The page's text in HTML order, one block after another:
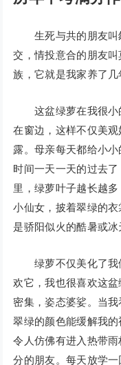
生死与共的朋友叫
交，情投意合的朋友
族，它就是我家养了几
这盆绿萝在我很小
在窗边，这样不仅美
露。母亲每天都给小小
时间一天一天的过去
里，绿萝叶子越长越
小仙女，披着翠绿的
是骄阳似火的酷暑或冰
绿萝不仅美化了我
欢它，我也很喜欢这
密集，姿态婆娑。当
翠绿的颜色能缓解我
令人仿佛有进入热带
分的朋友。每天放学